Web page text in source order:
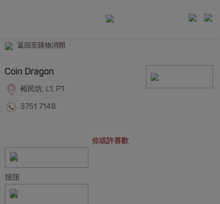
返回至購物消閒
Coin Dragon
裕民坊, L1, P1
3751 7148
你或許喜歡
扭扭